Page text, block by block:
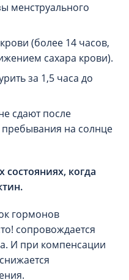
менструального
(более 14 часов,
сахара крови).
за 1,5 часа до
сдают после
на солнце
состояниях, когда
гормонов
сопровождается
И при компенсации